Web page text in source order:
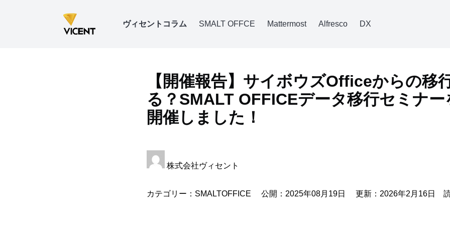
ヴィセントコラム SMALT OFFCE Mattermost Alfresco DX
【開催報告】サイボウズOfficeからの移
る？SMALT OFFICEデータ移行セミナ
開催しました！
株式会社ヴィセント
カテゴリー： SMALTOFFICE 公開：2025年08月19日 更新：2026年2月16日